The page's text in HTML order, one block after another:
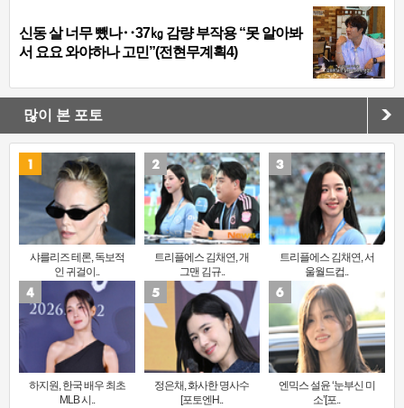
신동 살 너무 뺐나‥37㎏ 감량 부작용 “못 알아봐
서 요요 와야하나 고민”(전현무계획4)
많이 본 포토
샤를리즈 테론, 독보적
인 귀걸이..
트리플에스 김채연, 개
그맨 김규..
트리플에스 김채연, 서
울월드컵..
하지원, 한국 배우 최초
MLB 시..
정은채, 화사한 명사수
[포토엔H..
엔믹스 설윤 ‘눈부신 미
소’[포..